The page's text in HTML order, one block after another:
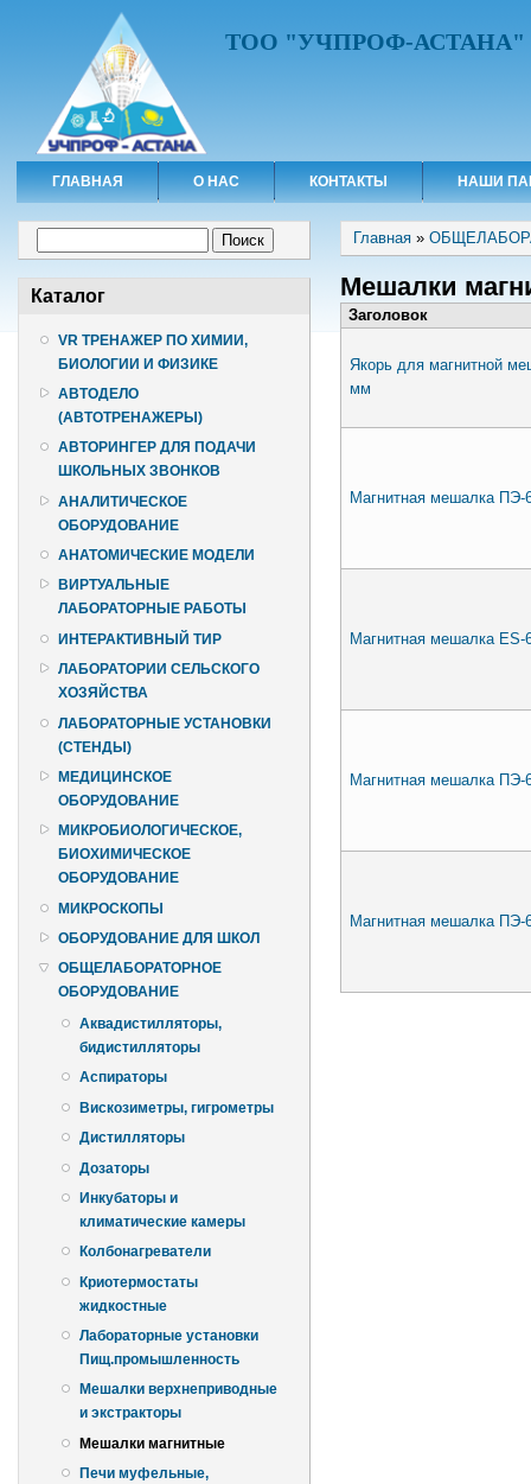
ТОО "УЧПРОФ-АСТАНА"
ГЛАВНАЯ О НАС КОНТАКТЫ НАШИ
Каталог
VR ТРЕНАЖЕР ПО ХИМИИ,
БИОЛОГИИ И ФИЗИКЕ
АВТОДЕЛО
(АВТОТРЕНАЖЕРЫ)
АВТОРИНГЕР ДЛЯ ПОДАЧИ
ШКОЛЬНЫХ ЗВОНКОВ
АНАЛИТИЧЕСКОЕ
ОБОРУДОВАНИЕ
АНАТОМИЧЕСКИЕ МОДЕЛИ
ВИРТУАЛЬНЫЕ
ЛАБОРАТОРНЫЕ РАБОТЫ
ИНТЕРАКТИВНЫЙ ТИР
ЛАБОРАТОРИИ СЕЛЬСКОГО
ХОЗЯЙСТВА
ЛАБОРАТОРНЫЕ УСТАНОВКИ
(СТЕНДЫ)
МЕДИЦИНСКОЕ
ОБОРУДОВАНИЕ
МИКРОБИОЛОГИЧЕСКОЕ,
БИОХИМИЧЕСКОЕ
ОБОРУДОВАНИЕ
МИКРОСКОПЫ
ОБОРУДОВАНИЕ ДЛЯ ШКОЛ
ОБЩЕЛАБОРАТОРНОЕ
ОБОРУДОВАНИЕ
Аквадистилляторы,
бидистилляторы
Аспираторы
Вискозиметры, гигрометры
Дистилляторы
Дозаторы
Инкубаторы и
климатические камеры
Колбонагреватели
Криотермостаты
жидкостные
Лабораторные установки
Пищ.промышленность
Мешалки верхнеприводные
и экстракторы
Мешалки магнитные
Печи муфельные,
Вы здесь
Главная »
Мешалки
Заголовок
Якорь для магнитной
мм
Магнитная мешалка ПЭ-
Магнитная мешалка ES-
Магнитная мешалка ПЭ-
Магнитная мешалка ПЭ-